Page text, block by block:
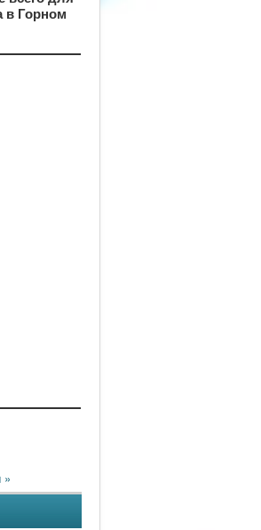
в Горном